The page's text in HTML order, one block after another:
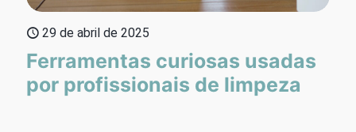
29 de abril de 2025
Ferramentas curiosas usadas
por profissionais de limpeza